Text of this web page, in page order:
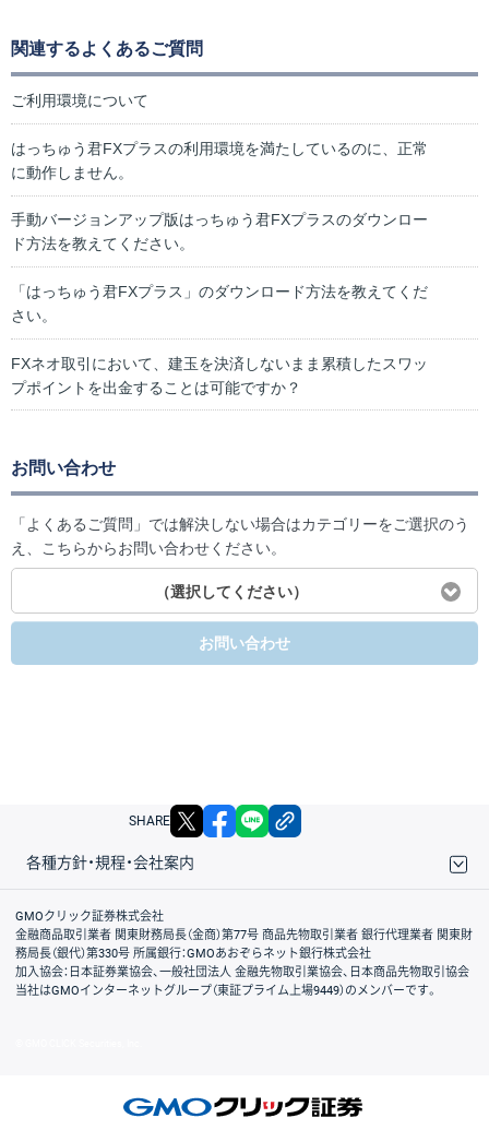
関連するよくあるご質問
ご利用環境について
はっちゅう君FXプラスの利用環境を満たしているのに、正常
に動作しません。
手動バージョンアップ版はっちゅう君FXプラスのダウンロー
ド方法を教えてください。
「はっちゅう君FXプラス」のダウンロード方法を教えてくだ
さい。
FXネオ取引において、建玉を決済しないまま累積したスワッ
プポイントを出金することは可能ですか？
お問い合わせ
「よくあるご質問」では解決しない場合はカテゴリーをご選択のう
え、こちらからお問い合わせください。
（選択してください）
お問い合わせ
SHARE X facebook
各種方針・規程・会社案内
取引規程・約款
サイトマップ
その他のご案内
個人情報保護方針
最良執行方針
サイトのご利用について
ディスクレイマー
信託保全
リスク説明
会社案内
GMOクリック証券株式会社
金融商品取引業者 関東財務局長（金商）第77号 商品先物取引業者 銀行代理業者 関東財
務局長（銀代）第330号 所属銀行：GMOあおぞらネット銀行株式会社
加入協会：日本証券業協会、一般社団法人 金融先物取引業協会、日本商品先物取引協会
当社はGMOインターネットグループ（東証プライム上場9449）のメンバーです。